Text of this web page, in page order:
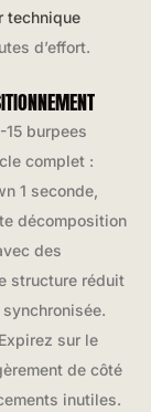
technique
d’effort.
burpees
complet :
1 seconde,
décomposition
des
structure réduit
sur le
de côté
inutiles.